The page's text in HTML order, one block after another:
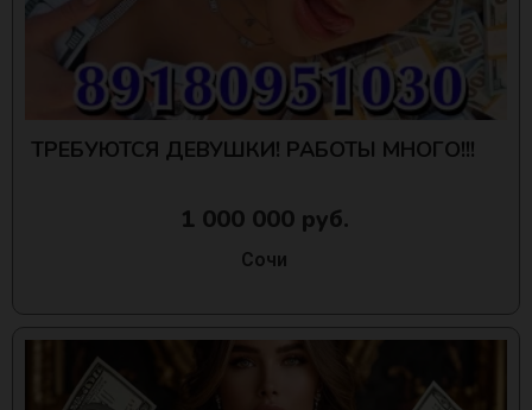
ТРЕБУЮТСЯ ДЕВУШКИ! РАБОТЫ МНОГО!!!
1 000 000 руб.
Сочи